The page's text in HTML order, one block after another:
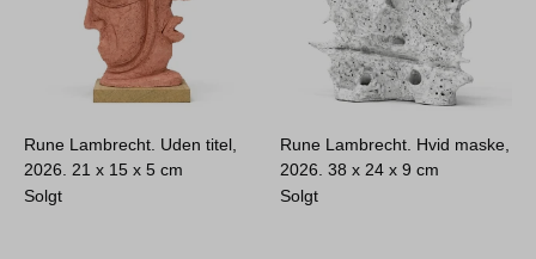
Rune Lambrecht. Uden titel,
2026. 21 x 15 x 5 cm
Solgt
Rune Lambrecht. Hvid maske,
2026.38 x 24 x 9 cm
Solgt